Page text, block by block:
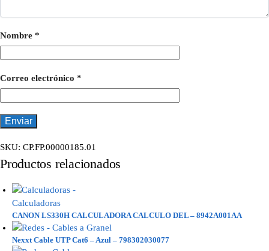
Nombre *
Correo electrónico *
SKU: CP.FP.00000185.01
Productos relacionados
CANON LS330H CALCULADORA CALCULO DEL – 8942A001AA
Nexxt Cable UTP Cat6 – Azul – 798302030077